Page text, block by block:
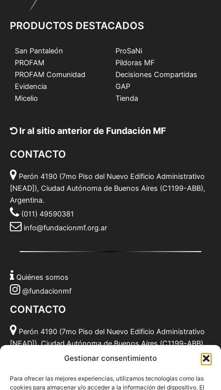
Gestionar consentimiento
Para ofrecer las mejores experiencias, utilizamos tecnologías como las
cookies para almacenar y/o acceder a la información del dispositivo. El
PRODUCTOS DESTACADOS
San Pantaleón
PROFAM
PROFAM Comunidad
Evidencia
Micelio
ProSaNi
Pildoras MF
Decisiones Compartidas
GAP
Tienda
Ir al sitio anterior de Fundación MF
CONTACTO
Perón 4190 (7mo Piso del Nuevo Edificio Administrativo
[NEAD]), Ciudad Autónoma de Buenos Aires (C1199-ABB),
Argentina.
(011) 49590381
info@fundacionmf.org.ar
Quiénes somos
@fundacionmf
CONTACTO
Perón 4190 (7mo Piso del Nuevo Edificio Administrativo
[NEAD]), Ciudad Autónoma de Buenos Aires (C1199-ABB),
info@fundacionmf.org.ar